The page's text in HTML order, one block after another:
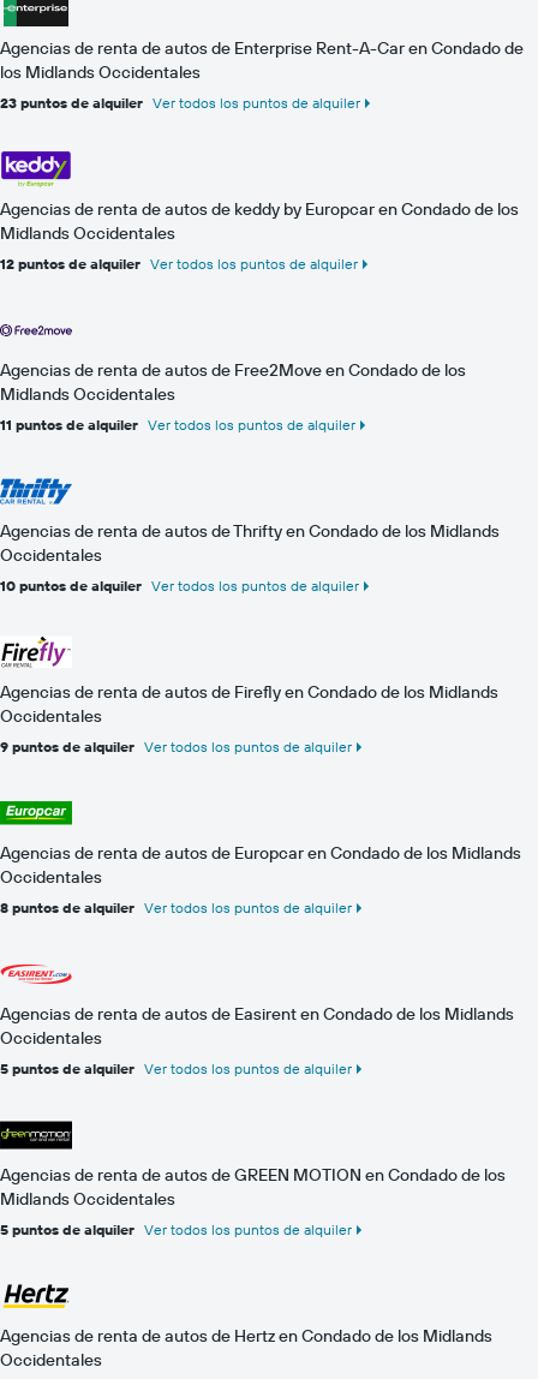
Agencias de renta de autos de Enterprise Rent-A-Car en Condado de
los Midlands Occidentales
23 puntos de alquiler Ver todos los puntos de alquiler
Agencias de renta de autos de keddy by Europcar en Condado de los
Midlands Occidentales
12 puntos de alquiler Ver todos los puntos de alquiler
Agencias de renta de autos de Free2Move en Condado de los
Midlands Occidentales
11 puntos de alquiler Ver todos los puntos de alquiler
Agencias de renta de autos de Thrifty en Condado de los Midlands
Occidentales
10 puntos de alquiler Ver todos los puntos de alquiler
Agencias de renta de autos de Firefly en Condado de los Midlands
Occidentales
9 puntos de alquiler Ver todos los puntos de alquiler
Agencias de renta de autos de Europcar en Condado de los Midlands
Occidentales
8 puntos de alquiler Ver todos los puntos de alquiler
Agencias de renta de autos de Easirent en Condado de los Midlands
Occidentales
5 puntos de alquiler Ver todos los puntos de alquiler
Agencias de renta de autos de GREEN MOTION en Condado de los
Midlands Occidentales
5 puntos de alquiler Ver todos los puntos de alquiler
Agencias de renta de autos de Hertz en Condado de los Midlands
Occidentales